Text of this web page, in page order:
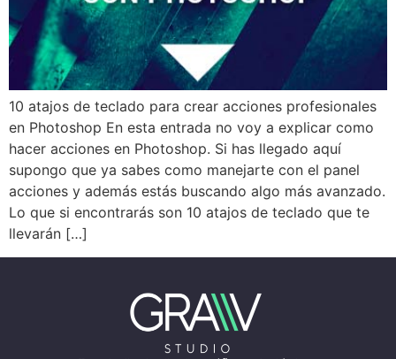
10 atajos de teclado para crear acciones profesionales
en Photoshop En esta entrada no voy a explicar como
hacer acciones en Photoshop. Si has llegado aquí
supongo que ya sabes como manejarte con el panel
acciones y además estás buscando algo más avanzado.
Lo que si encontrarás son 10 atajos de teclado que te
llevarán […]